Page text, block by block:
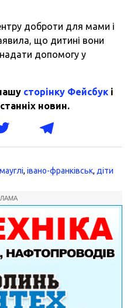
доброти для мами і
що дитині вони
допомогу у
сторінку Фейсбук і
новин.
мауглі, івано-франківськ, діти